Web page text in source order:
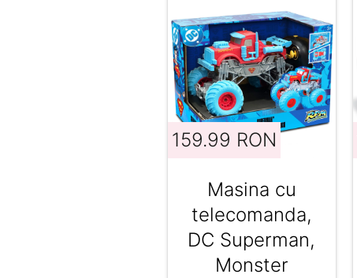
159.99 RON
Masina cu
telecomanda,
DC Superman,
Monster